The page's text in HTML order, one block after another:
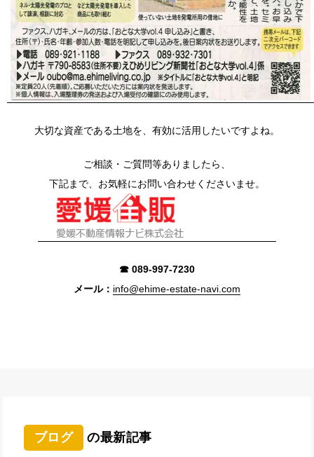
大切な資産である土地を、有効に活用したいですよね。
ご相談・ご質問等ありましたら、
下記まで、お気軽にお問い合わせくださいませ。
☎ 089-997-7230
メール： info@ehime-estate-navi.com
ブログ の最新記事